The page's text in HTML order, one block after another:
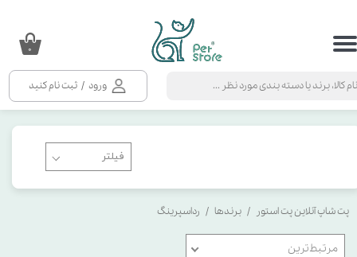
ورود / ثبت نام کنید
حساب کاربری من
سفارشات
۰
پت شاپ آنلاین پت استور برندها رداسپرینگ
مرتبط‌ترین